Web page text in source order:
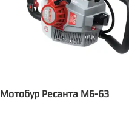
Мотобур Ресанта МБ-63